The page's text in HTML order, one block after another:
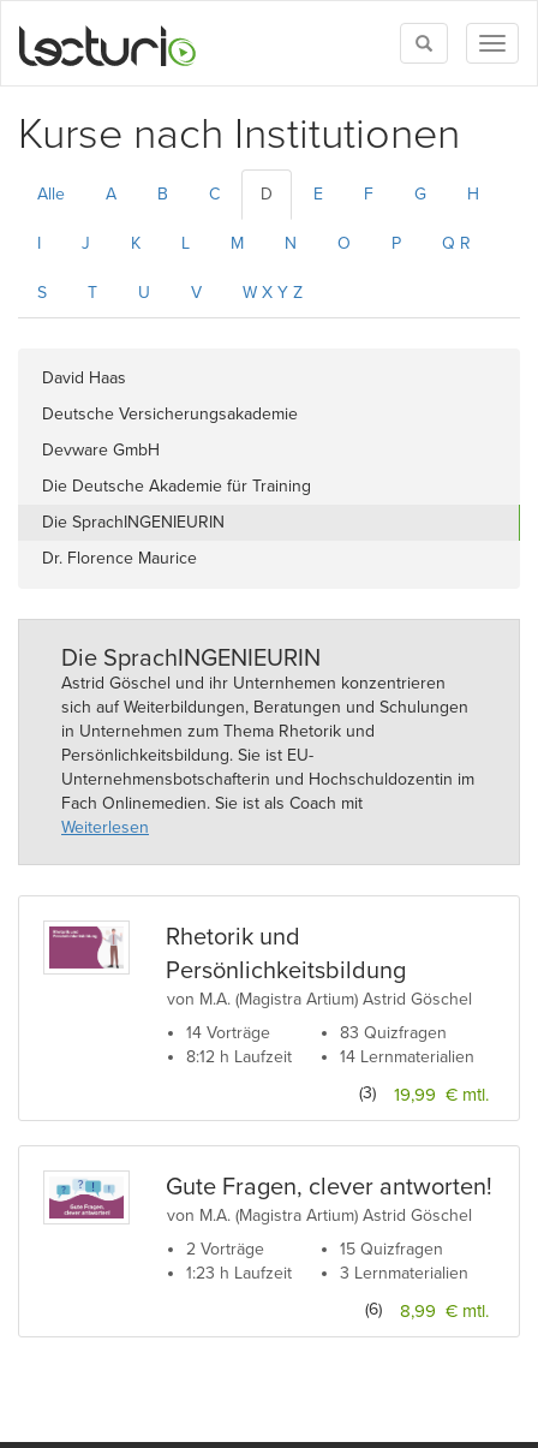
Toggle
search
Kurse nach Institutionen
Alle A B C D E F G H
I J K L M N O P Q R
S T U V W X Y Z
David Haas
Deutsche Versicherungsakademie
Devware GmbH
Die Deutsche Akademie für Training
Die SprachINGENIEURIN
Dr. Florence Maurice
Die SprachINGENIEURIN
Astrid Göschel und ihr Unternhemen konzentrieren
sich auf Weiterbildungen, Beratungen und Schulungen
in Unternehmen zum Thema Rhetorik und
Persönlichkeitsbildung. Sie ist EU-
Unternehmensbotschafterin und Hochschuldozentin im
Fach Onlinemedien. Sie ist als Coach mit
verschiedenen Praktiken tätig.
Weiterlesen
Rhetorik und
Persönlichkeitsbildung
von M.A. (Magistra Artium) Astrid Göschel
14 Vorträge
8:12 h Laufzeit
83 Quizfragen
14 Lernmaterialien
19,99 € mtl.
(3)
Gute Fragen, clever antworten!
von M.A. (Magistra Artium) Astrid Göschel
2 Vorträge
1:23 h Laufzeit
15 Quizfragen
3 Lernmaterialien
8,99 € mtl.
(6)